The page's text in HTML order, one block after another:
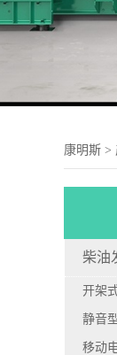
康明斯 >
柴油
开架
静音
移动